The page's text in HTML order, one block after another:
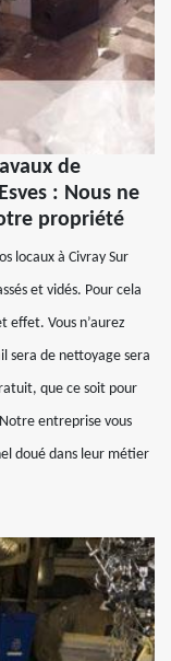
de
: Nous ne
propriété
locaux à Civray Sur
et vidés. Pour cela
effet. Vous n’aurez
sera de nettoyage sera
que ce soit pour
entreprise vous
doué dans leur métier